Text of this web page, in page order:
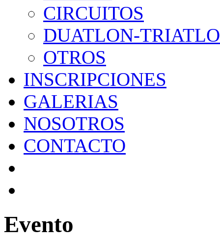
CIRCUITOS
DUATLON-
OTROS
INSCRIPCIONES
GALERIAS
NOSOTROS
CONTACTO
Evento